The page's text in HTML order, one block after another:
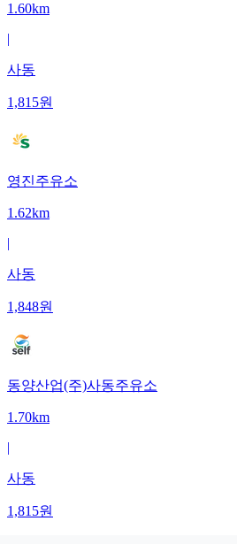
1.60km
|
사동
1,815원
영진주유소
1.62km
|
사동
1,848원
동양산업(주)사동주유소
1.70km
|
사동
1,815원